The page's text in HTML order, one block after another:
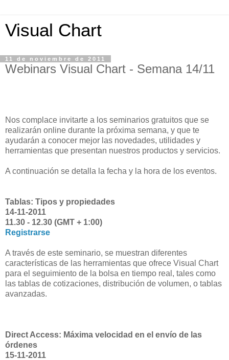
Visual Chart
11 de noviembre de 2011
Webinars Visual Chart - Semana 14/11
Nos complace invitarte a los seminarios gratuitos que se
realizarán online durante la próxima semana, y que te
ayudarán a conocer mejor las novedades, utilidades y
herramientas que presentan nuestros productos y servicios.
A continuación se detalla la fecha y la hora de los eventos.
Tablas: Tipos y propiedades
14-11-2011
11.30 - 12.30 (GMT + 1:00)
Registrarse
A través de este seminario, se muestran diferentes
características de las herramientas que ofrece Visual Chart
para el seguimiento de la bolsa en tiempo real, tales como
las tablas de cotizaciones, distribución de volumen, o tablas
avanzadas.
Direct Access: Máxima velocidad en el envío de las
órdenes
15-11-2011